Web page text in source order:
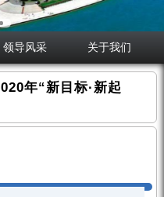
领导风采 关于我们
年“新目标·新起